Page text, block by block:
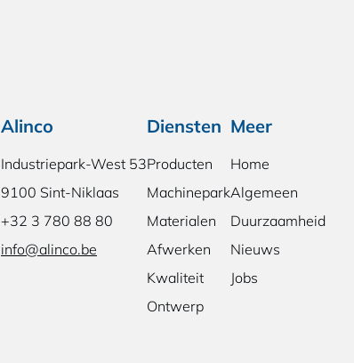
Alinco
Industriepark-West 53
9100 Sint-Niklaas
+32 3 780 88 80
info@alinco.be
Diensten
Producten
Machinepark
Materialen
Afwerken
Kwaliteit
Ontwerp
Meer
Home
Algemeen
Duurzaamheid
Nieuws
Jobs